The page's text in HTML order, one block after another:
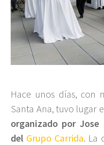
Hace unos días, con
Santa Ana, tuvo lugar
organizado por
del Grupo Carrida. La